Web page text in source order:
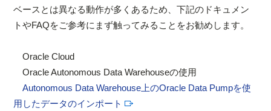
ベースとは異なる動作が多くあるため、下記のドキュメン
トやFAQをご参考にまず触ってみることをお勧めします。
Oracle Cloud
Oracle Autonomous Data Warehouseの使用
Autonomous Data Warehouse上のOracle Data Pumpを使
用したデータのインポート